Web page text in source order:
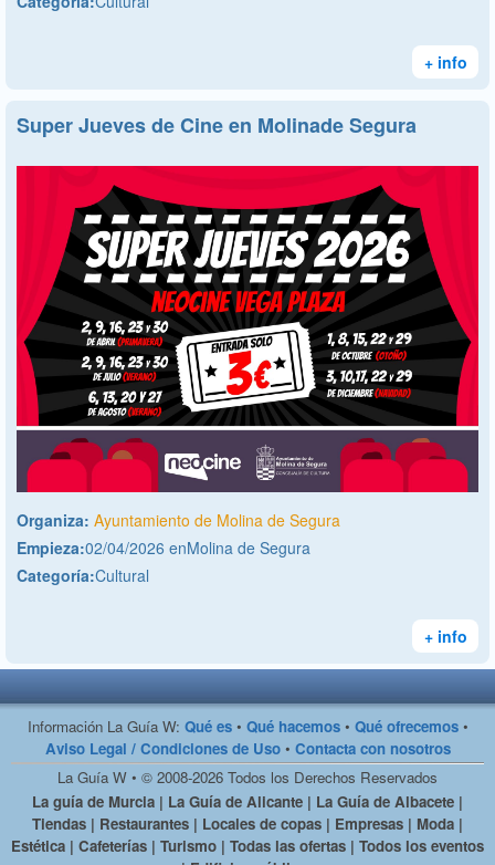
+ info
Super Jueves de Cine en Molinade Segura
Organiza: Ayuntamiento de Molina de Segura
Empieza:02/04/2026 enMolina de Segura
Categoría:Cultural
+ info
Información La Guía W: Qué es• Qué hacemos• Qué ofrecemos•
Aviso Legal / Condiciones de Uso• Contacta con nosotros
La Guía W • © 2008-2026 Todos los Derechos Reservados
La guía de Murcia | La Guía de Alicante | La Guía de Albacete |
Tiendas | Restaurantes | Locales de copas | Empresas | Moda |
Estética | Cafeterías | Turismo | Todas las ofertas | Todos los eventos